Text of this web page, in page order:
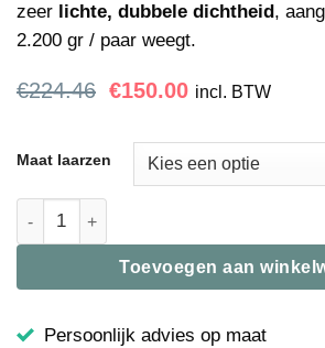
zeer lichte, dubbele dichtheid,
2.200 gr / paar weegt.
€224.46 Oorspronkelijke
€224.46.
€150.00Huidige
€150.00.
incl. BTW
Maat laarzen
Laars Technical 2.0 Micro | Hebo | Zwart
Toevoegen aan
Persoonlijk advies op maat